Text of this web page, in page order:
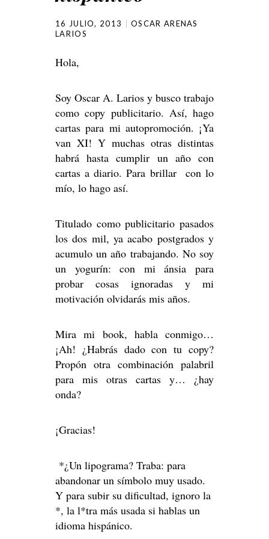
16 JULIO, 2013
OSCAR ARENAS
LARIOS
Hola,
Soy Oscar A. Larios y busco trabajo
como copy publicitario. Así, hago
cartas para mi autopromoción. ¡Ya
van XI! Y muchas otras distintas
habrá hasta cumplir un año con
cartas a diario. Para brillar con lo
mío, lo hago así.
Titulado como publicitario pasados
los dos mil, ya acabo postgrados y
acumulo un año trabajando. No soy
un yogurín: con mi ánsia para
probar cosas ignoradas y mi
motivación olvidarás mis años.
Mira mi book, habla conmigo…
¡Ah! ¿Habrás dado con tu copy?
Propón otra combinación palabril
para mis otras cartas y… ¿hay
onda?
¡Gracias!
*¿Un lipograma? Traba: para
abandonar un símbolo muy usado.
Y para subir su dificultad, ignoro la
*, la l*tra más usada si hablas un
idioma hispánico.